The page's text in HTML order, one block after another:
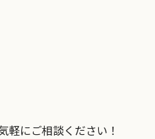
軽にご相談ください！